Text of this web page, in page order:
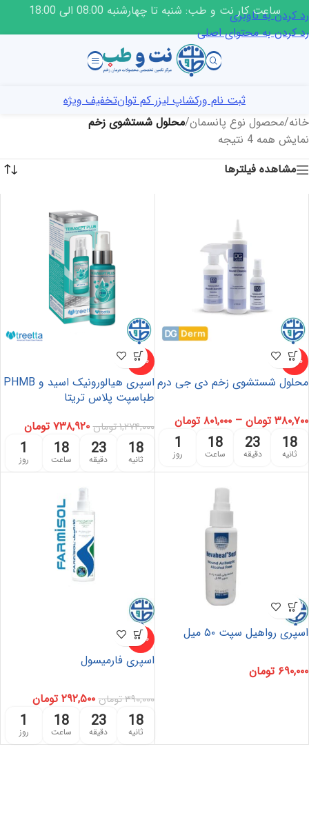
رد کردن به ناوبری
رد کردن به محتوای اصلی
ساعت کار نت و طب: شنبه تا چهارشنبه 08:00 الی 18:00
ثبت نام ورکشاپ لیزر کم توانتخفیف ویژه
خانه/محصول نوع پانسمان/محلول شستشوی زخم
نمایش همه 4 نتیجه
مشاهده فیلترها
-10%
محلول شستشوی زخم دی جی درم
۳۸۰,۷۰۰ تومان – ۸۰۱,۰۰۰ تومان
1
روز
18
ساعت
23
دقیقه
18
ثانیه
-42%
اسپری هیالورونیک اسید و PHMB
طباسپت پلاس تریتا
۱,۲۷۴,۰۰۰تومان ۷۳۸,۹۲۰ تومان
1
روز
18
ساعت
23
دقیقه
18
ثانیه
اسپری رواهیل سپت ۵۰ میل
۶۹۰,۰۰۰ تومان
-25%
اسپری فارمیسول
۳۹۰,۰۰۰تومان ۲۹۲,۵۰۰ تومان
1
روز
18
ساعت
23
دقیقه
18
ثانیه